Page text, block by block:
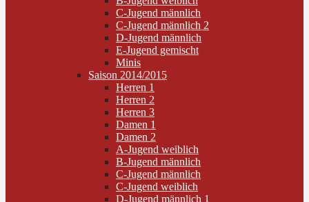
C-Jugend männlich
C-Jugend männlich 2
D-Jugend männlich
E-Jugend gemischt
Minis
Saison 2014/2015
Herren 1
Herren 2
Herren 3
Damen 1
Damen 2
A-Jugend weiblich
B-Jugend männlich
C-Jugend männlich
C-Jugend weiblich
D-Jugend männlich 1